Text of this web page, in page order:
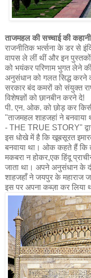
ताजमहल की सच्चाई की कहानी
राजनीतिक भर्त्सना के डर से
वापस ले लीं थीं और इन
को भयंकर परिणाम भुगत लेने
अनुसंधान को गलत सिद्ध करने
सरकार बंद कमरों को संयुक्त
विशेषज्ञों को छानबीन करने दे!
पी. एन. ओक. को छोड़ कर
"ताजमहल शाहजहां ने
- THE TRUE STORY"
इस धोखे में है कि खूबसूरत
बनवाया था। ओक कहते हैं कि
मकबरा न होकर,एक हिंदू
जाता था। अपने अनुसंधान के
शाहजहाँ ने जयपुर के महाराज
इस पर अपना कब्ज़ा कर लिया